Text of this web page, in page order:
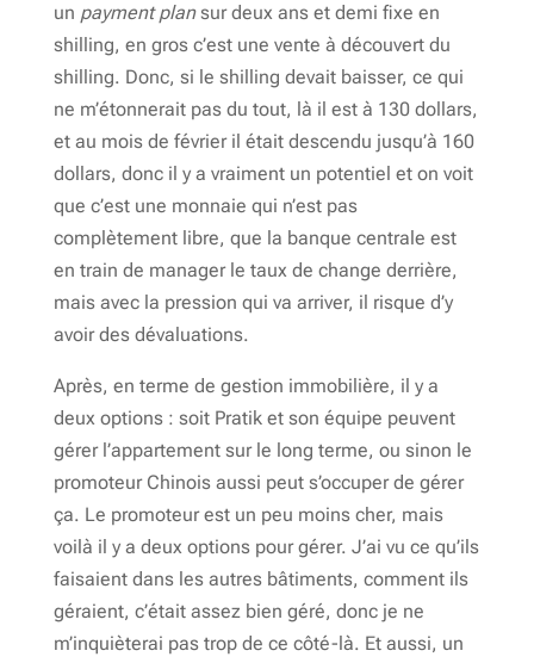
un payment plansur deux ans et demi fixe en
shilling, en gros c’est une vente à découvert du
shilling. Donc, si le shilling devait baisser, ce qui
ne m’étonnerait pas du tout, là il est à 130 dollars,
et au mois de février il était descendu jusqu’à 160
dollars, donc il y a vraiment un potentiel et on voit
que c’est une monnaie qui n’est pas
complètement libre, que la banque centrale est
en train de manager le taux de change derrière,
mais avec la pression qui va arriver, il risque d’y
avoir des dévaluations.
Après, en terme de gestion immobilière, il y a
deux options : soit Pratik et son équipe peuvent
gérer l’appartement sur le long terme, ou sinon le
promoteur Chinois aussi peut s’occuper de gérer
ça. Le promoteur est un peu moins cher, mais
voilà il y a deux options pour gérer. J’ai vu ce qu’ils
faisaient dans les autres bâtiments, comment ils
géraient, c’était assez bien géré, donc je ne
m’inquièterai pas trop de ce côté-là. Et aussi, un